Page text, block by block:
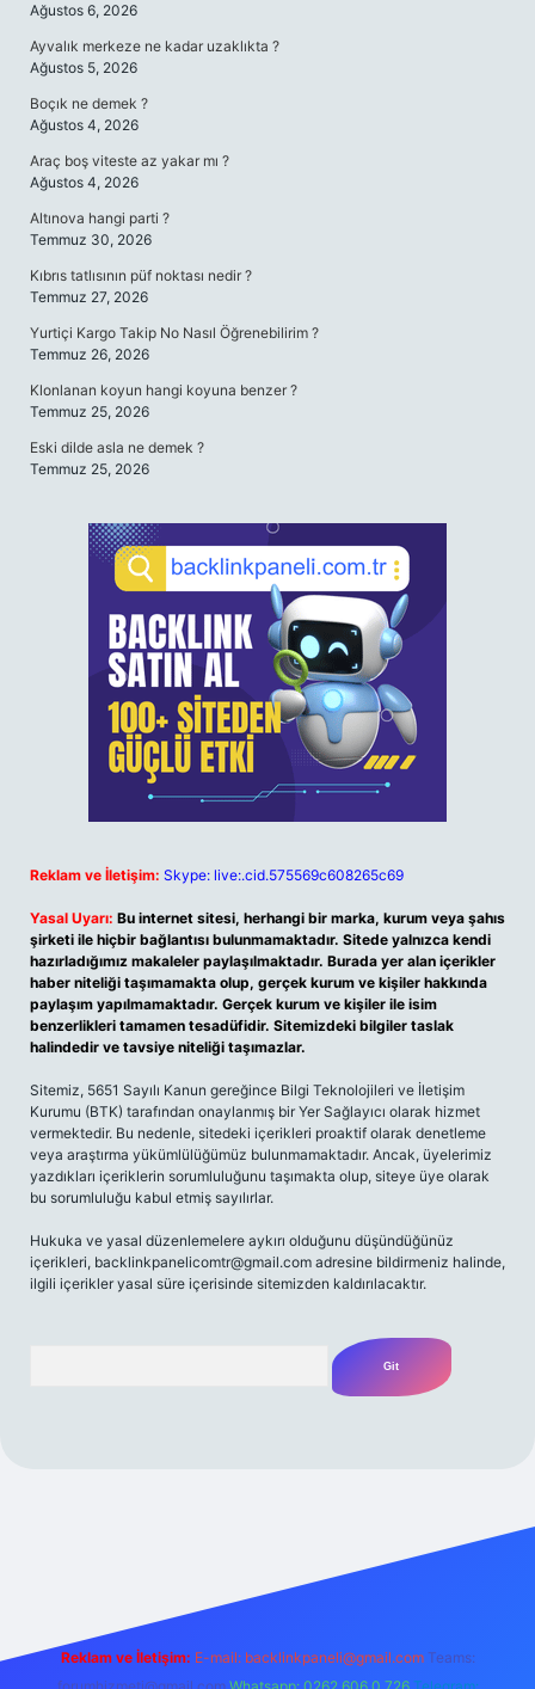
Ağustos 6, 2026
Ayvalık merkeze ne kadar uzaklıkta ?
Ağustos 5, 2026
Boçık ne demek ?
Ağustos 4, 2026
Araç boş viteste az yakar mı ?
Ağustos 4, 2026
Altınova hangi parti ?
Temmuz 30, 2026
Kıbrıs tatlısının püf noktası nedir ?
Temmuz 27, 2026
Yurtiçi Kargo Takip No Nasıl Öğrenebilirim ?
Temmuz 26, 2026
Klonlanan koyun hangi koyuna benzer ?
Temmuz 25, 2026
Eski dilde asla ne demek ?
Temmuz 25, 2026
Reklam ve İletişim: Skype: live:.cid.575569c608265c69
Yasal Uyarı: Bu internet sitesi, herhangi bir marka, kurum veya şahıs
şirketi ile hiçbir bağlantısı bulunmamaktadır. Sitede yalnızca kendi
hazırladığımız makaleler paylaşılmaktadır. Burada yer alan içerikler
haber niteliği taşımamakta olup, gerçek kurum ve kişiler hakkında
paylaşım yapılmamaktadır. Gerçek kurum ve kişiler ile isim
benzerlikleri tamamen tesadüfidir. Sitemizdeki bilgiler taslak
halindedir ve tavsiye niteliği taşımazlar.
Sitemiz, 5651 Sayılı Kanun gereğince Bilgi Teknolojileri ve İletişim
Kurumu (BTK) tarafından onaylanmış bir Yer Sağlayıcı olarak hizmet
vermektedir. Bu nedenle, sitedeki içerikleri proaktif olarak denetleme
veya araştırma yükümlülüğümüz bulunmamaktadır. Ancak, üyelerimiz
yazdıkları içeriklerin sorumluluğunu taşımakta olup, siteye üye olarak
bu sorumluluğu kabul etmiş sayılırlar.
Hukuka ve yasal düzenlemelere aykırı olduğunu düşündüğünüz
içerikleri, backlinkpanelicomtr@gmail.com adresine bildirmeniz halinde,
ilgili içerikler yasal süre içerisinde sitemizden kaldırılacaktır.
Reklam ve İletişim: E-mail: backlinkpaneli@gmail.com Teams: